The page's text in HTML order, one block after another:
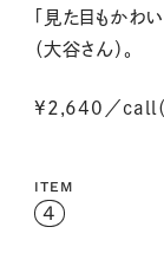
「見た目もかわ
（大谷さん）。
¥2,640／call（
ITEM
4